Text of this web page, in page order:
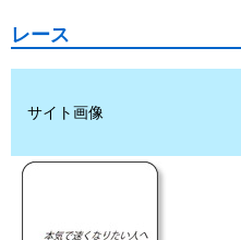
レース
サイト画像